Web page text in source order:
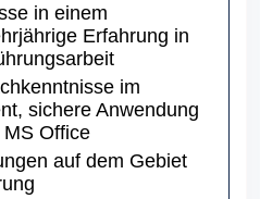
in einem
Erfahrung in
im
sichere Anwendung
Office
auf dem Gebiet